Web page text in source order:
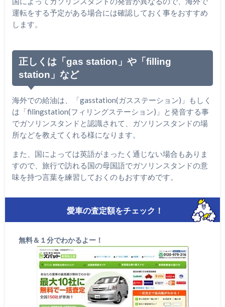
運転をする予定がある場合には確認しておく事をおすすめ
します。
正しくは「gas station」や「filling
station」など
海外での給油は、「gasstation(ガスステーション)」もしく
は「filingstation(フィリングステーション)」と発音する事
でガソリンスタンドと認識されて、ガソリンスタンドの場
所などを教えてくれる様になります。
また、国によっては英語がまったく通じない場合もありま
すので、旅行で訪れる国の母国語でガソリンスタンドの意
味を持つ言葉を練習しておくのもおすすめです。
愛車の査定額をチェック！
無料＆１分でわかるよー！